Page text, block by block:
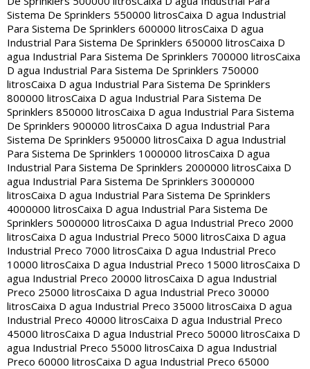
Sistema De Sprinklers 550000 litrosCaixa D agua Industrial
Para Sistema De Sprinklers 600000 litrosCaixa D agua
Industrial Para Sistema De Sprinklers 650000 litrosCaixa D
agua Industrial Para Sistema De Sprinklers 700000 litrosCaixa
D agua Industrial Para Sistema De Sprinklers 750000
litrosCaixa D agua Industrial Para Sistema De Sprinklers
800000 litrosCaixa D agua Industrial Para Sistema De
Sprinklers 850000 litrosCaixa D agua Industrial Para Sistema
De Sprinklers 900000 litrosCaixa D agua Industrial Para
Sistema De Sprinklers 950000 litrosCaixa D agua Industrial
Para Sistema De Sprinklers 1000000 litrosCaixa D agua
Industrial Para Sistema De Sprinklers 2000000 litrosCaixa D
agua Industrial Para Sistema De Sprinklers 3000000
litrosCaixa D agua Industrial Para Sistema De Sprinklers
4000000 litrosCaixa D agua Industrial Para Sistema De
Sprinklers 5000000 litrosCaixa D agua Industrial Preco 2000
litrosCaixa D agua Industrial Preco 5000 litrosCaixa D agua
Industrial Preco 7000 litrosCaixa D agua Industrial Preco
10000 litrosCaixa D agua Industrial Preco 15000 litrosCaixa D
agua Industrial Preco 20000 litrosCaixa D agua Industrial
Preco 25000 litrosCaixa D agua Industrial Preco 30000
litrosCaixa D agua Industrial Preco 35000 litrosCaixa D agua
Industrial Preco 40000 litrosCaixa D agua Industrial Preco
45000 litrosCaixa D agua Industrial Preco 50000 litrosCaixa D
agua Industrial Preco 55000 litrosCaixa D agua Industrial
Preco 60000 litrosCaixa D agua Industrial Preco 65000